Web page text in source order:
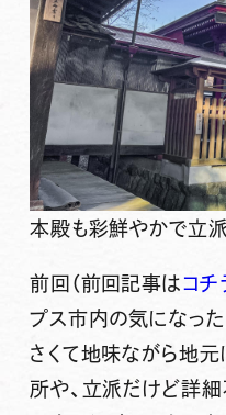
本殿も彩鮮やかで立
前回（前回記事はコチ
プス市内の気になっ
さくて地味ながら地
所や、立派だけど詳